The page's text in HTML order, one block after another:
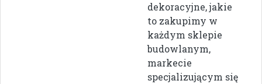
dekoracyjne, jakie
to zakupimy w
każdym sklepie
budowlanym,
markecie
specjalizującym się